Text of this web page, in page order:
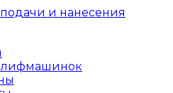
и нанесения